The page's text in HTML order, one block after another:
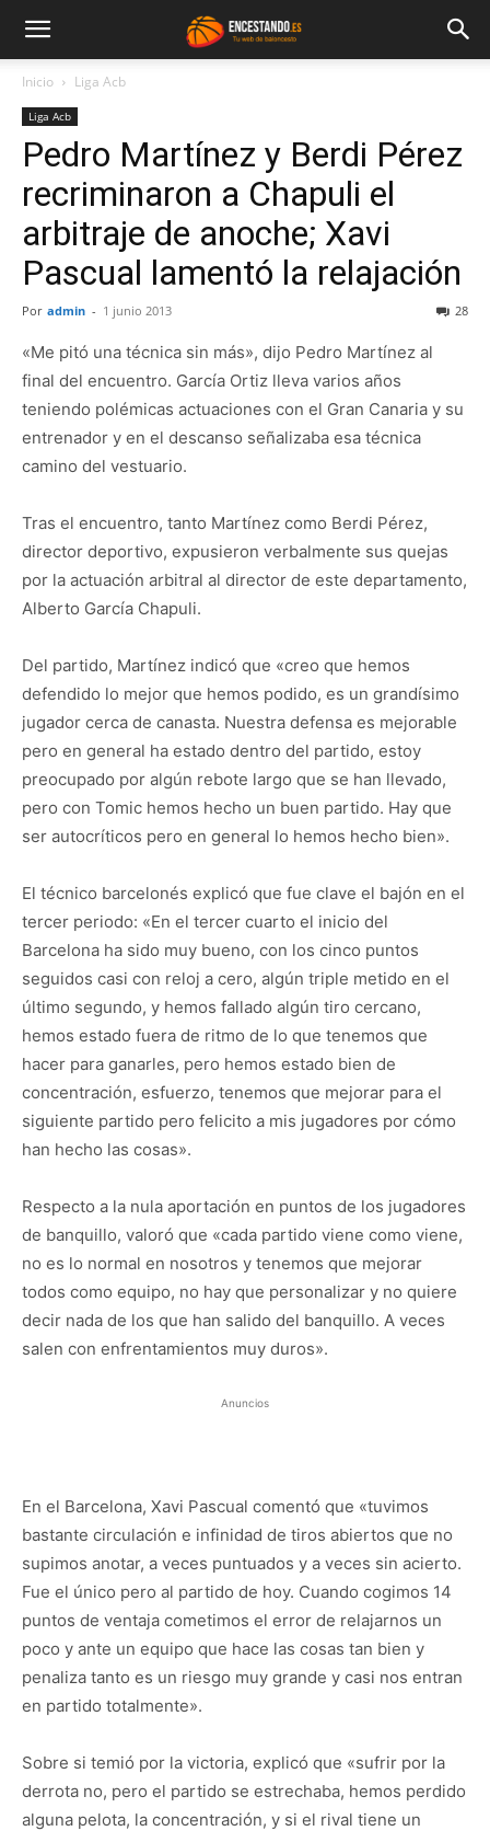
Inicio Liga Acb
Liga Acb
Pedro Martínez y Berdi Pérez
recriminaron a Chapuli el
arbitraje de anoche; Xavi
Pascual lamentó la relajación
Por admin - 1 junio 2013 28
«Me pitó una técnica sin más», dijo Pedro Martínez al
final del encuentro. García Ortiz lleva varios años
teniendo polémicas actuaciones con el Gran Canaria y su
entrenador y en el descanso señalizaba esa técnica
camino del vestuario.
Tras el encuentro, tanto Martínez como Berdi Pérez,
director deportivo, expusieron verbalmente sus quejas
por la actuación arbitral al director de este departamento,
Alberto García Chapuli.
Del partido, Martínez indicó que «creo que hemos
defendido lo mejor que hemos podido, es un grandísimo
jugador cerca de canasta. Nuestra defensa es mejorable
pero en general ha estado dentro del partido, estoy
preocupado por algún rebote largo que se han llevado,
pero con Tomic hemos hecho un buen partido. Hay que
ser autocríticos pero en general lo hemos hecho bien».
El técnico barcelonés explicó que fue clave el bajón en el
tercer periodo: «En el tercer cuarto el inicio del
Barcelona ha sido muy bueno, con los cinco puntos
seguidos casi con reloj a cero, algún triple metido en el
último segundo, y hemos fallado algún tiro cercano,
hemos estado fuera de ritmo de lo que tenemos que
hacer para ganarles, pero hemos estado bien de
concentración, esfuerzo, tenemos que mejorar para el
siguiente partido pero felicito a mis jugadores por cómo
han hecho las cosas».
Respecto a la nula aportación en puntos de los jugadores
de banquillo, valoró que «cada partido viene como viene,
no es lo normal en nosotros y tenemos que mejorar
todos como equipo, no hay que personalizar y no quiere
decir nada de los que han salido del banquillo. A veces
salen con enfrentamientos muy duros».
Anuncios
En el Barcelona, Xavi Pascual comentó que «tuvimos
bastante circulación e infinidad de tiros abiertos que no
supimos anotar, a veces puntuados y a veces sin acierto.
Fue el único pero al partido de hoy. Cuando cogimos 14
puntos de ventaja cometimos el error de relajarnos un
poco y ante un equipo que hace las cosas tan bien y
penaliza tanto es un riesgo muy grande y casi nos entran
en partido totalmente».
Sobre si temió por la victoria, explicó que «sufrir por la
derrota no, pero el partido se estrechaba, hemos perdido
alguna pelota, la concentración, y si el rival tiene un